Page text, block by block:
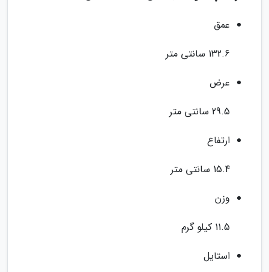
عمق
132.6 سانتی متر
عرض
29.5 سانتی متر
ارتفاع
15.4 سانتی متر
وزن
11.5 کیلو گرم
استایل